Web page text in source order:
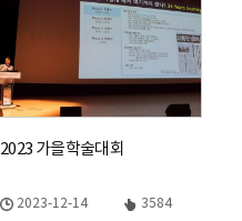
2023 가을학술대회
2023-12-14 3584